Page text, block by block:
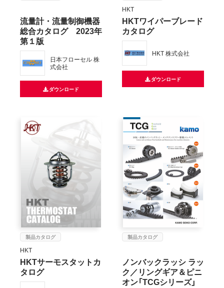
流量計・流量制御機器
総合カタログ 2023年
第１版
日本フローセル 株
式会社
ダウンロード
HKT
HKTワイパーブレード
カタログ
HKT 株式会社
ダウンロード
製品カタログ
HKT
HKTサーモスタットカ
タログ
製品カタログ
ノンバックラッシ ラッ
ク／リングギア＆ピニ
オン「TCGシリーズ」